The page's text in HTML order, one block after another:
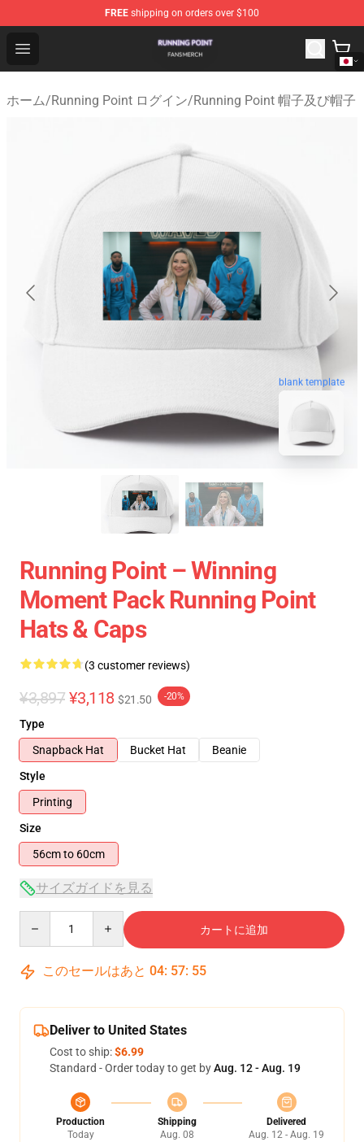
FREE shipping on orders over $100
Open menu
Running Point Shop - Official Running Point
ホーム/Running Point ログイン/Running Point 帽子及び帽子
blank template
Running Point – Winning
Moment Pack Running Point
Hats & Caps
(3 customer reviews)
¥3,897 ¥3,118 $21.50 -20%
Type
Snapback Hat
Bucket Hat
Beanie
Style
Printing
Size
56cm to 60cm
サイズガイドを見る
カートに追加
このセールはあと 04: 57: 54
Deliver to United States
Cost to ship:$6.99
Standard - Order today to get byAug. 12 - Aug. 19
Production
Today
Shipping
Aug. 08
Delivered
Aug. 12 - Aug. 19